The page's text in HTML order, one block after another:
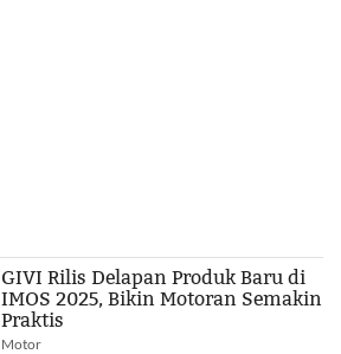
GIVI Rilis Delapan Produk Baru di
IMOS 2025, Bikin Motoran Semakin
Praktis
Motor